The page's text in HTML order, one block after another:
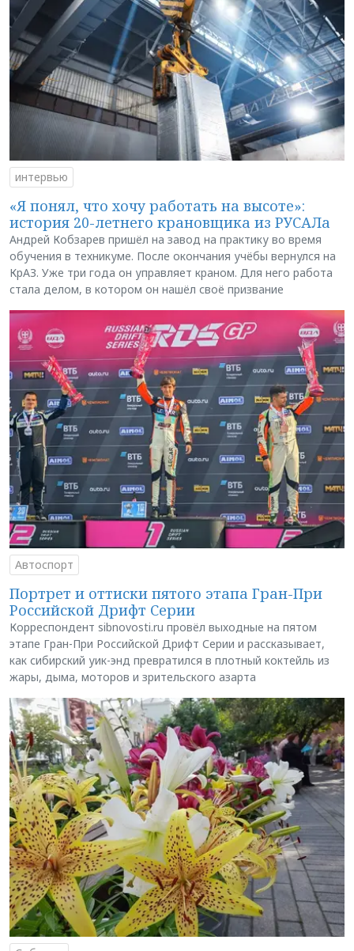
интервью
«Я понял, что хочу работать на высоте»:
история 20-летнего крановщика из РУСАЛа
Андрей Кобзарев пришёл на завод на практику во время
обучения в техникуме. После окончания учёбы вернулся на
КрАЗ. Уже три года он управляет краном. Для него работа
стала делом, в котором он нашёл своё призвание
Автоспорт
Портрет и оттиски пятого этапа Гран-При
Российской Дрифт Серии
Корреспондент sibnovosti.ru провёл выходные на пятом
этапе Гран-При Российской Дрифт Серии и рассказывает,
как сибирский уик-энд превратился в плотный коктейль из
жары, дыма, моторов и зрительского азарта